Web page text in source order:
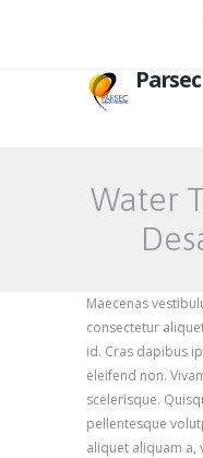
Water
Maecenas
consectetur
id. Cras dapibus
eleifend non.
scelerisque.
pellentesque
aliquet aliquam a,